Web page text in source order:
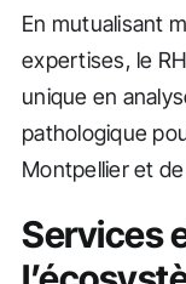
En mutualisant
expertises, le
unique en
pathologique
Montpellier et
Services